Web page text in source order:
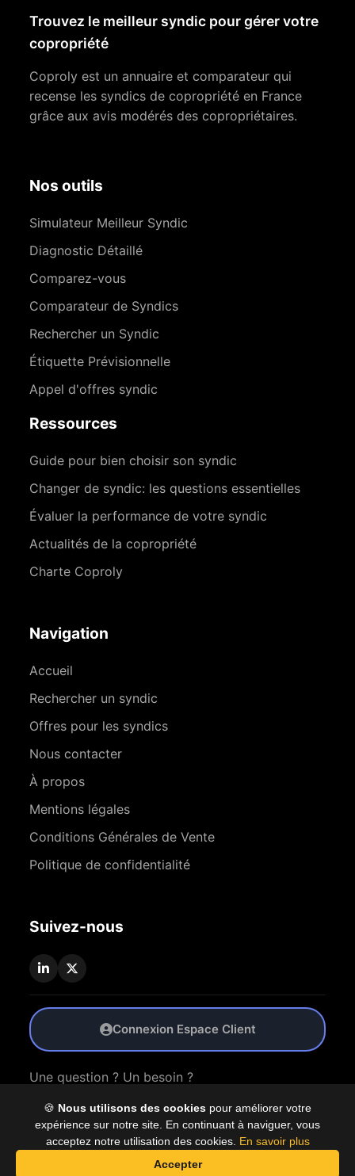
🍪 Nous utilisons des cookies pour améliorer votre
expérience sur notre site. En continuant à naviguer, vous
acceptez notre utilisation des cookies. En savoir plus
Accepter
Trouvez le meilleur syndic pour gérer votre
copropriété
Coproly est un annuaire et comparateur qui
recense les syndics de copropriété en France
grâce aux avis modérés des copropriétaires.
Nos outils
Simulateur Meilleur Syndic
Diagnostic Détaillé
Comparez-vous
Comparateur de Syndics
Rechercher un Syndic
Étiquette Prévisionnelle
Appel d'offres syndic
Ressources
Guide pour bien choisir son syndic
Changer de syndic: les questions essentielles
Évaluer la performance de votre syndic
Actualités de la copropriété
Charte Coproly
Navigation
Accueil
Rechercher un syndic
Offres pour les syndics
Nous contacter
À propos
Mentions légales
Conditions Générales de Vente
Politique de confidentialité
Suivez-nous
Connexion Espace Client
Une question ? Un besoin ?
Nous Contacter